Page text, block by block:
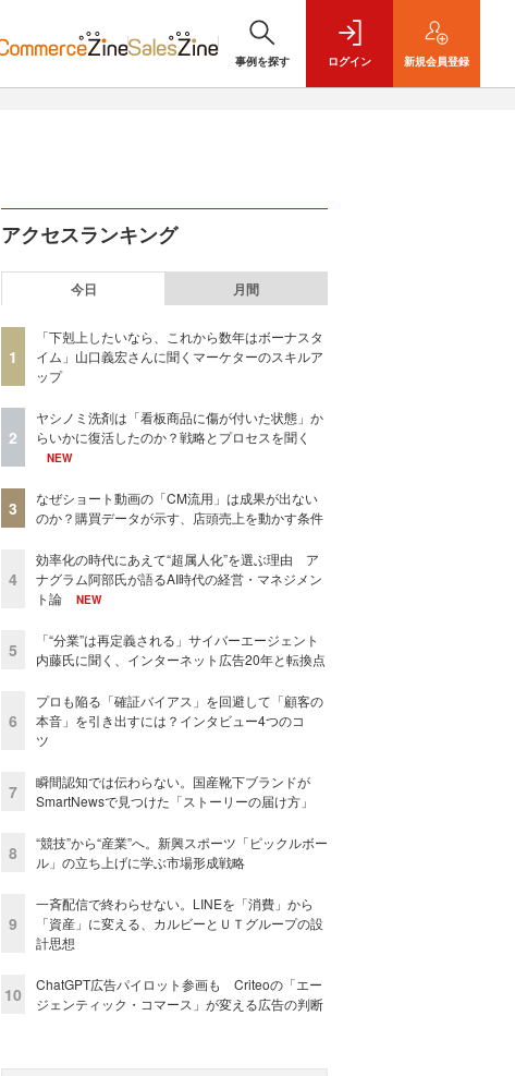
事例を探す ログイン 新規会員登録
アクセスランキング
今日 月間
1
「下剋上したいなら、これから数年はボーナスタ
イム」山口義宏さんに聞くマーケターのスキルア
ップ
2
ヤシノミ洗剤は「看板商品に傷が付いた状態」か
らいかに復活したのか？戦略とプロセスを聞く
NEW
3
なぜショート動画の「CM流用」は成果が出ない
のか？購買データが示す、店頭売上を動かす条件
4
効率化の時代にあえて“超属人化”を選ぶ理由 ア
ナグラム阿部氏が語るAI時代の経営・マネジメン
ト論
NEW
5
「“分業”は再定義される」サイバーエージェント
内藤氏に聞く、インターネット広告20年と転換点
6
プロも陥る「確証バイアス」を回避して「顧客の
本音」を引き出すには？インタビュー4つのコ
ツ
7
瞬間認知では伝わらない。国産靴下ブランドが
SmartNewsで見つけた「ストーリーの届け方」
8
“競技”から“産業”へ。新興スポーツ「ピックルボー
ル」の立ち上げに学ぶ市場形成戦略
9
一斉配信で終わらせない。LINEを「消費」から
「資産」に変える、カルビーとＵＴグループの設
計思想
10
ChatGPT広告パイロット参画も Criteoの「エー
ジェンティック・コマース」が変える広告の判断